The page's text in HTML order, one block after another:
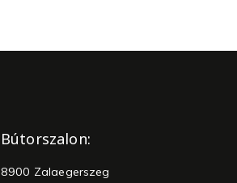
Bútorszalon:
8900 Zalaegerszeg